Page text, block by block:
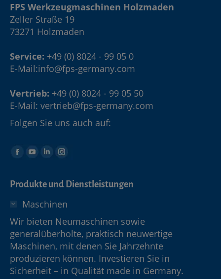
FPS Werkzeugmaschinen Holzmaden
Zeller Straße 19
73271 Holzmaden
Service: +49 (0) 8024 - 99 05 0
E-Mail:info@fps-germany.com
Vertrieb: +49 (0) 8024 - 99 05 50
E-Mail: vertrieb@fps-germany.com
Folgen Sie uns auch auf:
Produkte und Dienstleistungen
Maschinen
Wir bieten Neumaschinen sowie
generalüberholte, praktisch neuwertige
Maschinen, mit denen Sie Jahrzehnte
produzieren können. Investieren Sie in
Sicherheit – in Qualität made in Germany.